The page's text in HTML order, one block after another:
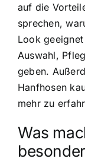
auf die
sprechen,
Look
Auswahl,
geben.
Hanfhosen
mehr zu
Was